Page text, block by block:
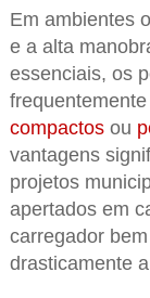
Em ambientes
e a alta
essenciais, os
compactosou
vantagens
projetos
apertados em
carregador
drasticamente